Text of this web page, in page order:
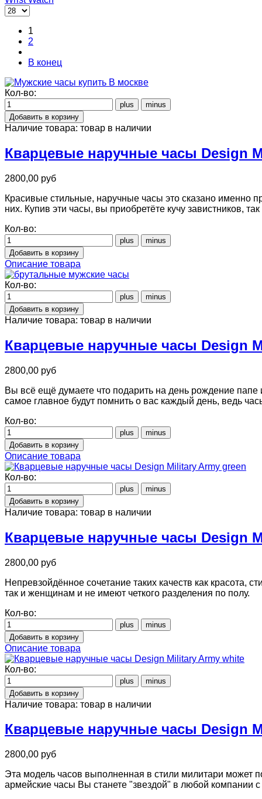
1
2
В конец
Кол-во:
Наличие товара: товар в наличии
Кварцевые наручные часы Design
2800,00 руб
Красивые стильные, наручные часы это сказано именно
них. Купив эти часы, вы приобретёте кучу завистников,
Кол-во:
Описание товара
Кол-во:
Наличие товара: товар в наличии
Кварцевые наручные часы Design
2800,00 руб
Вы всё ещё думаете что подарить на день рождение папе
самое главное будут помнить о вас каждый день, ведь
Кол-во:
Описание товара
Кол-во:
Наличие товара: товар в наличии
Кварцевые наручные часы Design
2800,00 руб
Непревзойдённое сочетание таких качеств как красота,
так и женщинам и не имеют четкого разделения по полу.
Кол-во:
Описание товара
Кол-во:
Наличие товара: товар в наличии
Кварцевые наручные часы Design
2800,00 руб
Эта модель часов выполненная в стили милитари может
армейские часы Вы станете "звездой" в любой компании